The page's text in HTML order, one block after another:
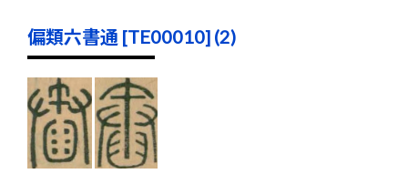
偏類六書通 [TE00010] (2)